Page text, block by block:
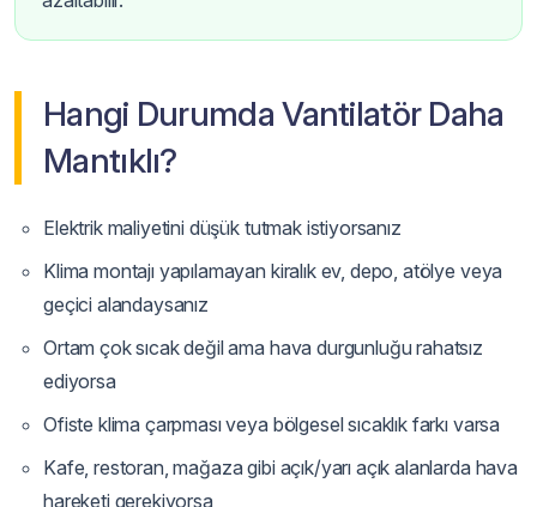
Hangi Durumda Vantilatör Daha
Mantıklı?
Elektrik maliyetini düşük tutmak istiyorsanız
Klima montajı yapılamayan kiralık ev, depo, atölye veya
geçici alandaysanız
Ortam çok sıcak değil ama hava durgunluğu rahatsız
ediyorsa
Ofiste klima çarpması veya bölgesel sıcaklık farkı varsa
Kafe, restoran, mağaza gibi açık/yarı açık alanlarda hava
hareketi gerekiyorsa